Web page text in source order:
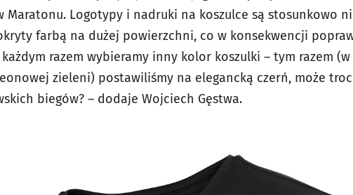
Maratonu. Logotypy i nadruki na koszulce są stosunkowo
farbą na dużej powierzchni, co w konsekwencji
razem wybieramy inny kolor koszulki – tym razem
zieleni) postawiliśmy na elegancką czerń, może
biegów? – dodaje Wojciech Gęstwa.